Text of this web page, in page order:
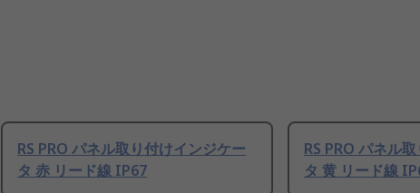
RS PRO パネル取り付けインジケー
タ 赤 リード線 IP67
RS PRO パネル
タ 黄 リード線